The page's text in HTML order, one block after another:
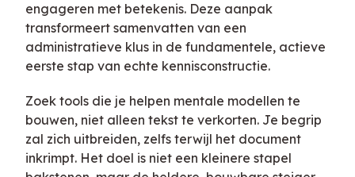
engageren met betekenis. Deze aanpak
transformeert samenvatten van een
administratieve klus in de fundamentele, actieve
eerste stap van echte kennisconstructie.
Zoek tools die je helpen mentale modellen te
bouwen, niet alleen tekst te verkorten. Je begrip
zal zich uitbreiden, zelfs terwijl het document
inkrimpt. Het doel is niet een kleinere stapel